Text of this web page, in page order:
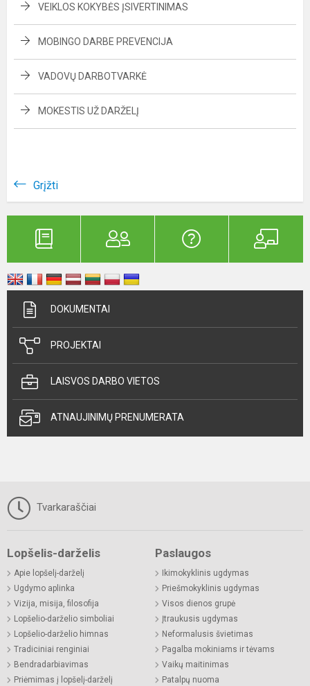
VEIKLOS KOKYBĖS ĮSIVERTINIMAS
MOBINGO DARBE PREVENCIJA
VADOVŲ DARBOTVARKĖ
MOKESTIS UŽ DARŽELĮ
Grįžti
DOKUMENTAI
PROJEKTAI
LAISVOS DARBO VIETOS
ATNAUJINIMŲ PRENUMERATA
Tvarkaraščiai
Lopšelis-darželis
Apie lopšelį-darželį
Ugdymo aplinka
Vizija, misija, filosofija
Lopšelio-darželio simboliai
Lopšelio-darželio himnas
Tradiciniai renginiai
Bendradarbiavimas
Priėmimas į lopšelį-darželį
Paslaugos
Ikimokyklinis ugdymas
Priešmokyklinis ugdymas
Visos dienos grupė
Įtraukusis ugdymas
Neformalusis švietimas
Pagalba mokiniams ir tėvams
Vaikų maitinimas
Patalpų nuoma